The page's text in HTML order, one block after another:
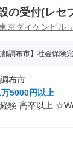
の受付(レセ
京ダイケンビル
都調布市】社会保
布市
万5000円以上
験 高卒以上